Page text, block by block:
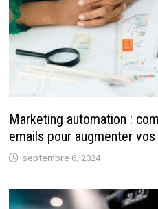
Marketing automation :
emails pour augmenter
septembre 6, 2024